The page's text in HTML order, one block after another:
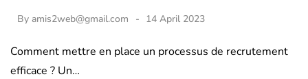
By amis2web@gmail.com 14 April 2023
Comment mettre en place un processus de recrutement
efficace ? Un…